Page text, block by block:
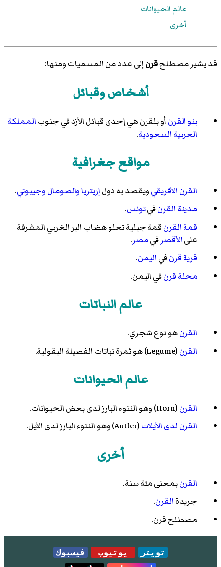
عالم الحيوانات
أخرى
قد يشير مصطلحقرنإلى عدد من المسميات ومنها:
أشخاص وقبائل
بنو القرنأو بلقرن هي إحدى قبائل الأزد في جنوبالمملكة
العربية السعودية.
مواقع جغرافية
القرن الأفريقيويقصد به دولإريترياوالصومالوجيبوتي.
مدينة القرنفيتونس.
قمة القرنقمة جبلية تعلو هضاب البر الغربي المشرفة
علىالأقصرفيمصر.
قرية قرنفياليمن.
محلة قرنفي اليمن.
عالم النباتات
القرنهو نوع شجري.
القرن(Legume) هو ثمرة نباتات الفصيلة البقولية.
عالم الحيوانات
القرن(Horn) وهو النتوء البارز لدى بعض الحيوانات.
القرن لدى الأيلات(Antler) وهو النتوء البارز لدى الأيل.
أخرى
القرنبمعنى مئة سنة.
جريدةالقرن.
مصطلح قرن.
تويتر يوتيوب
فيسبوك